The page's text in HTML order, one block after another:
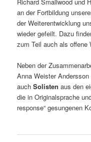
an der Fortbildung
der Weiterentwicklung
wieder gefeilt. Dazu
zum Teil auch als offene
Neben der
Anna Weister
auchSolisten aus den
die in Originalsprache
response“ gesungenen